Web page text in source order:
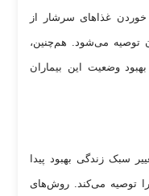
خوردن غذا‌های سرشار از
این بیماران توصیه می‌شود. هم‌چنین،
وضعیت این بیماران
سبک زندگی بهبود پیدا
را توصیه می‌کند. روش‌های